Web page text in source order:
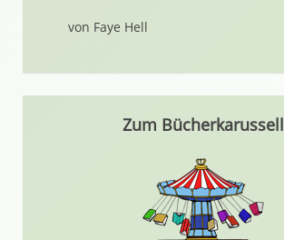
von Faye Hell
Zum Bücherkarussell